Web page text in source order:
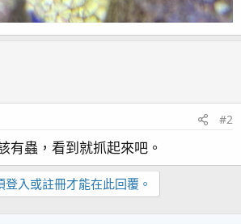
#2
有蟲，看到就抓起來吧。
登入或註冊才能在此回覆。